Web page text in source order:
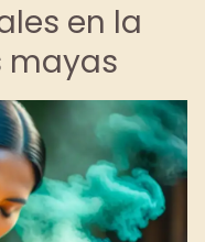
en la
mayas